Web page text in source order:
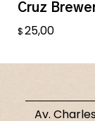
Cruz
$25,00
Av.